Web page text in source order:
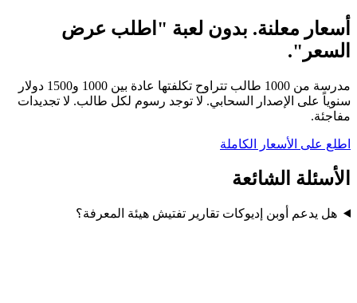
أسعار معلنة. بدون لعبة "اطلب عرض
السعر".
مدرسة من 1000 طالب تتراوح تكلفتها عادة بين 1000 و1500 دولار
سنوياً على الإصدار السحابي. لا توجد رسوم لكل طالب. لا تجديدات
مفاجئة.
اطلع على الأسعار الكاملة
الأسئلة الشائعة
هل يدعم أوبن إديوكات تقارير تفتيش هيئة المعرفة؟